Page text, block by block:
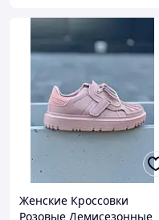
Женские Кроссовки
Розовые Демисезонные